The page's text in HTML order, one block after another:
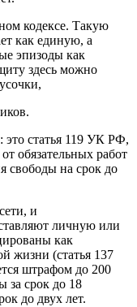
кодексе. Такую
как единую, а
эпизоды как
здесь можно
это статья 119 УК РФ,
обязательных работ
свободы на срок до
и
личную или
как
жизни (статья 137
штрафом до 200
за срок до 18
до двух лет.